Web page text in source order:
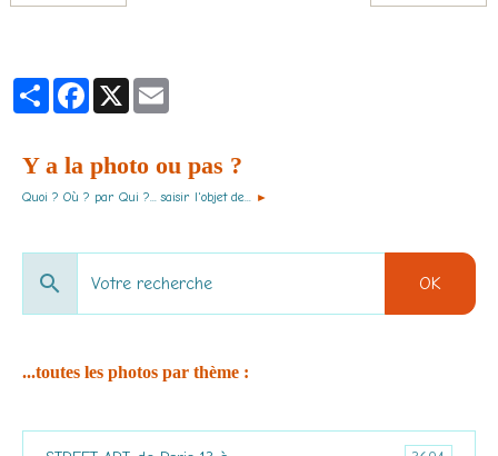
PartagerFacebook
X
Y a la photo ou pas ?
Quoi ? Où ? par Qui ?... saisir l'objet de... ►
OK
...toutes les photos par thème :